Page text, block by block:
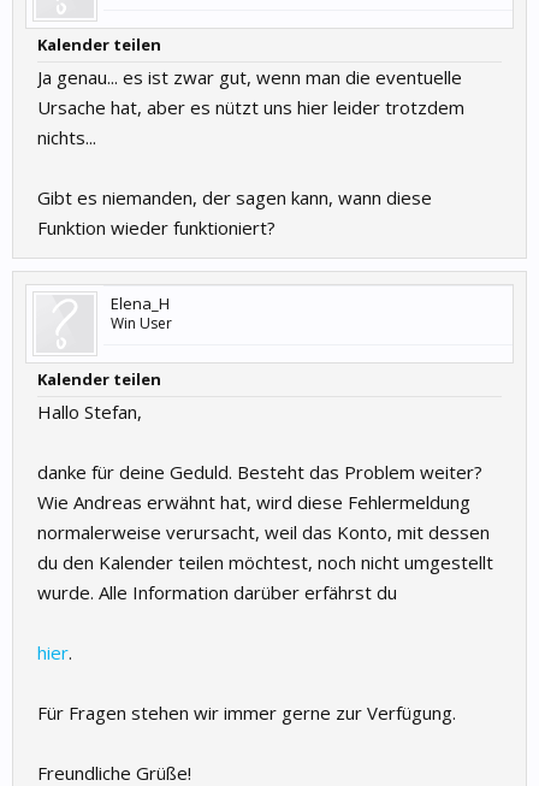
Kalender teilen
Ja genau... es ist zwar gut, wenn man die eventuelle
Ursache hat, aber es nützt uns hier leider trotzdem
nichts...
Gibt es niemanden, der sagen kann, wann diese
Funktion wieder funktioniert?
Elena_H
Win User
Kalender teilen
Hallo Stefan,
danke für deine Geduld. Besteht das Problem weiter?
Wie Andreas erwähnt hat, wird diese Fehlermeldung
normalerweise verursacht, weil das Konto, mit dessen
du den Kalender teilen möchtest, noch nicht umgestellt
wurde. Alle Information darüber erfährst du
hier.
Für Fragen stehen wir immer gerne zur Verfügung.
Freundliche Grüße!